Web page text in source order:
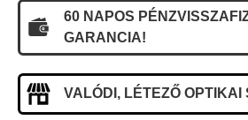
60 NAPOS
GARANCIA!
VALÓDI, LÉTEZŐ OPTIKAI